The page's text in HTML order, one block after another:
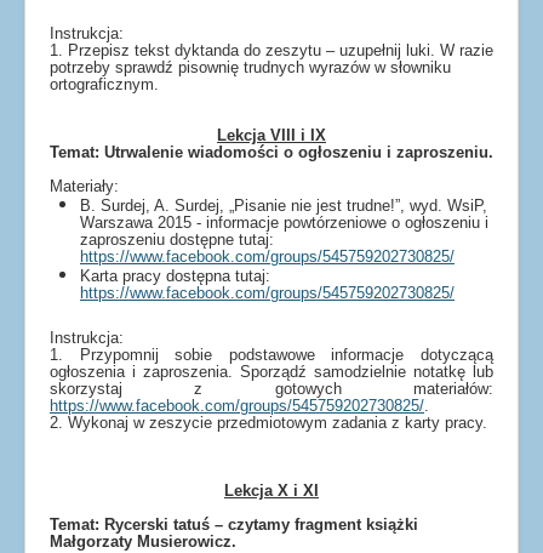
Instrukcja:
1. Przepisz tekst dyktanda do zeszytu – uzupełnij luki. W razie
potrzeby sprawdź pisownię trudnych wyrazów w słowniku
ortograficznym.
Lekcja VIII i IX
Temat: Utrwalenie wiadomości o ogłoszeniu i zaproszeniu.
Materiały:
B. Surdej, A. Surdej, „Pisanie nie jest trudne!”, wyd. WsiP,
Warszawa 2015 - informacje powtórzeniowe o ogłoszeniu i
zaproszeniu dostępne tutaj:
https://www.facebook.com/groups/545759202730825/
Karta pracy dostępna tutaj:
https://www.facebook.com/groups/545759202730825/
Instrukcja:
1. Przypomnij sobie podstawowe informacje dotyczącą
ogłoszenia i zaproszenia. Sporządź samodzielnie notatkę lub
skorzystaj z gotowych materiałów:
https://www.facebook.com/groups/545759202730825/.
2. Wykonaj w zeszycie przedmiotowym zadania z karty pracy.
Lekcja X i XI
Temat: Rycerski tatuś – czytamy fragment książki
Małgorzaty Musierowicz.